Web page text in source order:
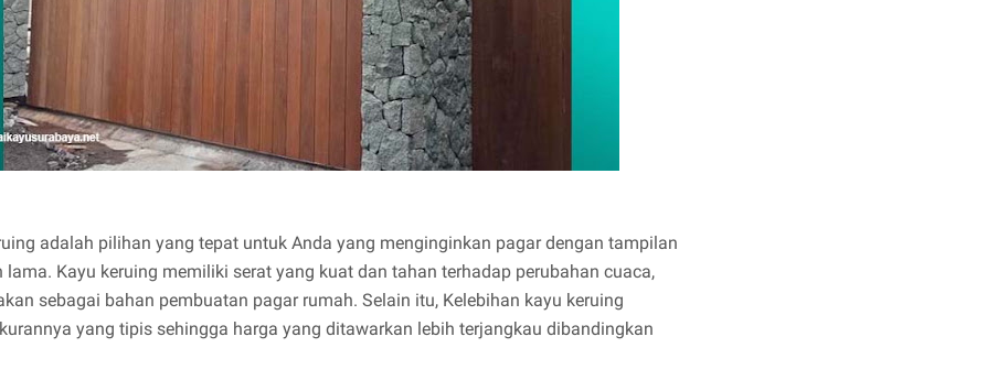
adalah pilihan yang tepat untuk Anda yang menginginkan pagar dengan tampilan
lama. Kayu keruing memiliki serat yang kuat dan tahan terhadap perubahan cuaca,
sebagai bahan pembuatan pagar rumah. Selain itu, Kelebihan kayu keruing
yang tipis sehingga harga yang ditawarkan lebih terjangkau dibandingkan